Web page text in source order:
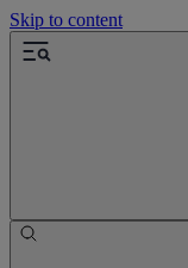
Skip to content